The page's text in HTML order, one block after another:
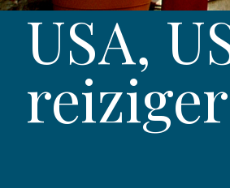
USA,